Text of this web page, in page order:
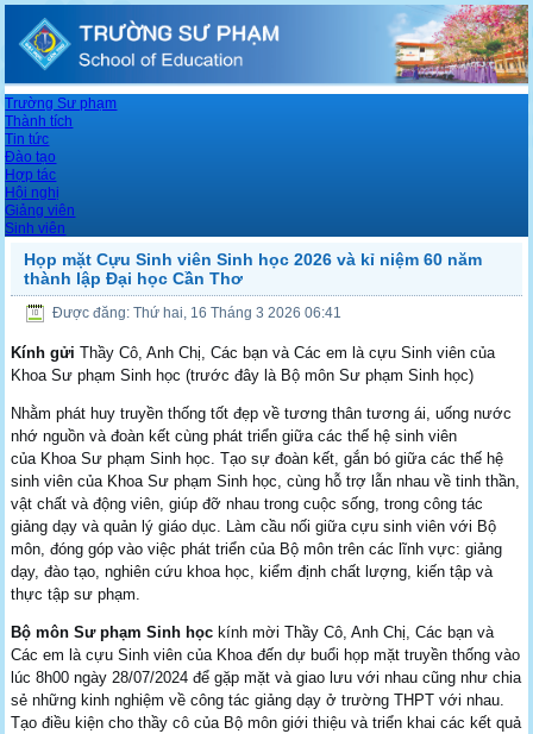
Trường Sư phạm
Thành tích
Tin tức
Đào tạo
Hợp tác
Hội nghị
Giảng viên
Sinh viên
Họp mặt Cựu Sinh viên Sinh học 2026 và kỉ niệm 60 năm
thành lập Đại học Cần Thơ
Được đăng: Thứ hai, 16 Tháng 3 2026 06:41
Kính gửi Thầy Cô, Anh Chị, Các bạn và Các em là cựu Sinh viên của
Khoa Sư phạm Sinh học (trước đây là Bộ môn Sư phạm Sinh học)
Nhằm phát huy truyền thống tốt đẹp về tương thân tương ái, uống nước
nhớ nguồn và đoàn kết cùng phát triển giữa các thế hệ sinh viên
của Khoa Sư phạm Sinh học. Tạo sự đoàn kết, gắn bó giữa các thế hệ
sinh viên của Khoa Sư phạm Sinh học, cùng hỗ trợ lẫn nhau về tinh thần,
vật chất và động viên, giúp đỡ nhau trong cuộc sống, trong công tác
giảng dạy và quản lý giáo dục. Làm cầu nối giữa cựu sinh viên với Bộ
môn, đóng góp vào việc phát triển của Bộ môn trên các lĩnh vực: giảng
dạy, đào tạo, nghiên cứu khoa học, kiểm định chất lượng, kiến tập và
thực tập sư phạm.
Bộ môn Sư phạm Sinh học kính mời Thầy Cô, Anh Chị, Các bạn và
Các em là cựu Sinh viên của Khoa đến dự buổi họp mặt truyền thống vào
lúc 8h00 ngày 28/07/2024 để gặp mặt và giao lưu với nhau cũng như chia
sẻ những kinh nghiệm về công tác giảng dạy ở trường THPT với nhau.
Tạo điều kiện cho thầy cô của Bộ môn giới thiệu và triển khai các kết quả